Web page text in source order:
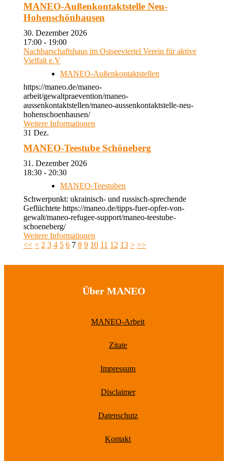
MANEO-Außenkontaktstelle Neu-
Hohenschönhausen
30. Dezember 2026
17:00 - 19:00
Nachbarschaftshaus im Ostseeviertel Verein für aktive
Vielfalt e.V
MANEO-Außenkontaktstellen
https://maneo.de/maneo-
arbeit/gewaltpraevention/maneo-
aussenkontaktstellen/maneo-aussenkontaktstelle-neu-
hohenschoenhausen/
Weitere Informationen
31 Dez.
MANEO-Teestube Schöneberg
31. Dezember 2026
18:30 - 20:30
MANEO-Teestuben
Schwerpunkt: ukrainisch- und russisch-sprechende
Geflüchtete https://maneo.de/tipps-fuer-opfer-von-
gewalt/maneo-refugee-support/maneo-teestube-
schoeneberg/
Weitere Informationen
<< < 2 3 4 5 6 7 8 9 10 11 12 13 > >>
Über MANEO
MANEO-Arbeit
Zitate
Impressum
Disclaimer
Datenschutz
Kontakt